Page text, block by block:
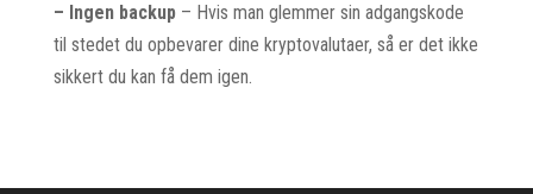
– Ingen backup– Hvis man glemmer sin adgangskode
til stedet du opbevarer dine kryptovalutaer, så er det ikke
sikkert du kan få dem igen.